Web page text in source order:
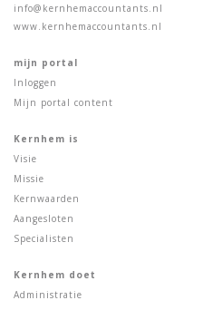
info@kernhemaccountants.nl
www.kernhemaccountants.nl
mijn portal
Inloggen
Mijn portal content
Kernhem is
Visie
Missie
Kernwaarden
Aangesloten
Specialisten
Kernhem doet
Administratie